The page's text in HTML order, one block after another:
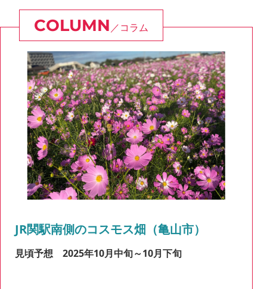
コラム
JR関駅南側のコスモス畑（亀山市）
見頃予想 2025年10月中旬～10月下旬